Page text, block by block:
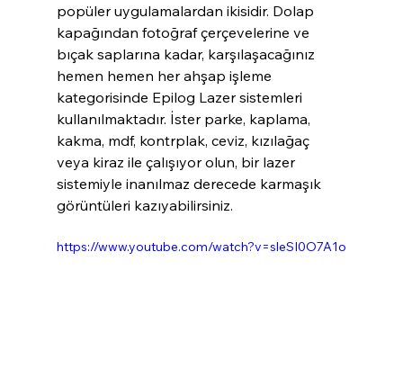
popüler uygulamalardan ikisidir. Dolap
kapağından fotoğraf çerçevelerine ve
bıçak saplarına kadar, karşılaşacağınız
hemen hemen her ahşap işleme
kategorisinde Epilog Lazer sistemleri
kullanılmaktadır. İster parke, kaplama,
kakma, mdf, kontrplak, ceviz, kızılağaç
veya kiraz ile çalışıyor olun, bir lazer
sistemiyle inanılmaz derecede karmaşık
görüntüleri kazıyabilirsiniz.
https://www.youtube.com/watch?v=sleSI0O7A1o